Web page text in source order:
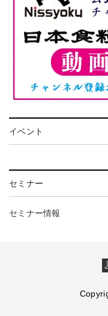
イベント
セミナー
セミナー情報